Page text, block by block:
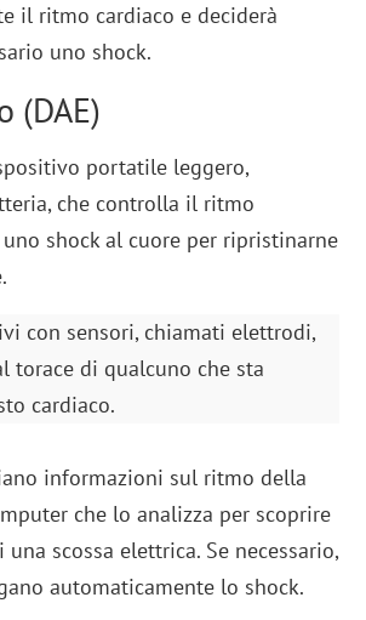
il ritmo cardiaco e deciderà
uno shock.
(DAE)
portatile leggero,
che controlla il ritmo
shock al cuore per ripristinarne
con sensori, chiamati elettrodi,
torace di qualcuno che sta
cardiaco.
informazioni sul ritmo della
che lo analizza per scoprire
una scossa elettrica. Se necessario,
automaticamente lo shock.